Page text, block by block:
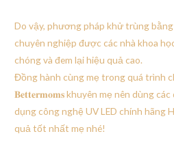
Do vậy, phương pháp khử trùng
chuyên nghiệp được các nhà khoa
chóng và đem lại hiệu quả cao.
Đồng hành cùng mẹ trong quá trình
𝐁𝐞𝐭𝐭𝐞𝐫𝐦𝐨𝐦𝐬 khuyên mẹ nên dùng
dụng công nghệ UV LED chính hãng
quả tốt nhất mẹ nhé!